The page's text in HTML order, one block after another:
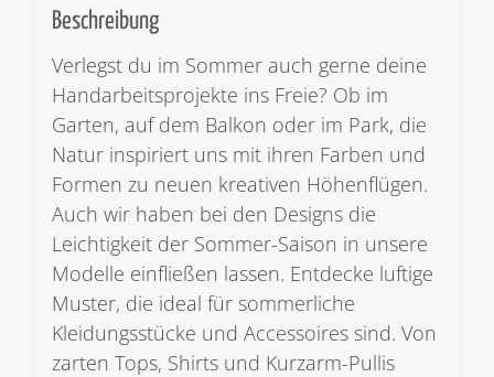
Beschreibung
Verlegst du im Sommer auch gerne deine
Handarbeitsprojekte ins Freie? Ob im
Garten, auf dem Balkon oder im Park, die
Natur inspiriert uns mit ihren Farben und
Formen zu neuen kreativen Höhenflügen.
Auch wir haben bei den Designs die
Leichtigkeit der Sommer-Saison in unsere
Modelle einfließen lassen. Entdecke luftige
Muster, die ideal für sommerliche
Kleidungsstücke und Accessoires sind. Von
zarten Tops, Shirts und Kurzarm-Pullis